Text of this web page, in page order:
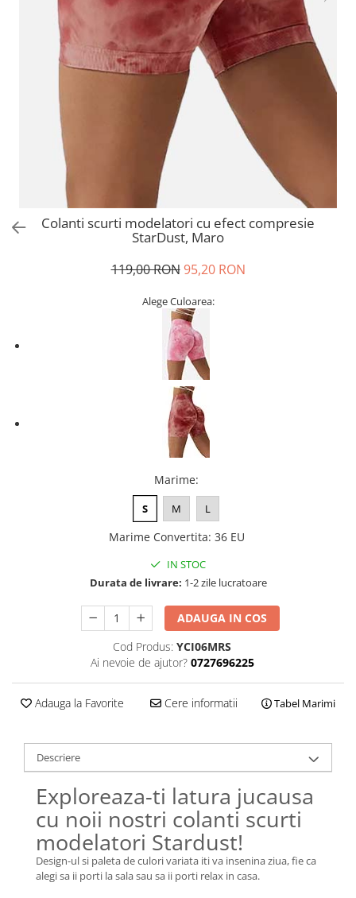
Colanti scurti modelatori cu efect compresie
StarDust, Maro
119,00 RON 95,20 RON
Alege Culoarea:
Marime:
S M L
Marime Convertita: 36 EU
IN STOC
Durata de livrare: 1-2 zile lucratoare
ADAUGA IN COS
Cod Produs: YCI06MRS
Ai nevoie de ajutor? 0727696225
Adauga la Favorite Cere informatii Tabel Marimi
Descriere
Exploreaza-ti latura jucausa
cu noii nostri colanti scurti
modelatori Stardust!
Design-ul si paleta de culori variata iti va insenina ziua, fie ca
alegi sa ii porti la sala sau sa ii porti relax in casa.